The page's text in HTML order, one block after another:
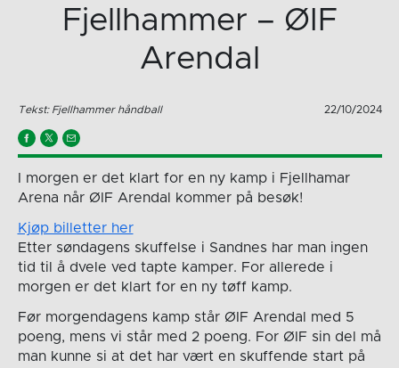
Fjellhammer – ØIF
Arendal
Tekst: Fjellhammer håndball 22/10/2024
I morgen er det klart for en ny kamp i Fjellhamar
Arena når ØIF Arendal kommer på besøk!
Kjøp billetter her
Etter søndagens skuffelse i Sandnes har man ingen
tid til å dvele ved tapte kamper. For allerede i
morgen er det klart for en ny tøff kamp.
Før morgendagens kamp står ØIF Arendal med 5
poeng, mens vi står med 2 poeng. For ØIF sin del må
man kunne si at det har vært en skuffende start på